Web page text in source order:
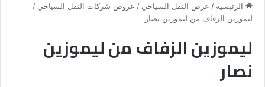
الرئيسية / عرض النقل السياحي / عروض شركات النقل السياحي /
ليموزين الزفاف من ليموزين نصار
ليموزين الزفاف من ليموزين
نصار